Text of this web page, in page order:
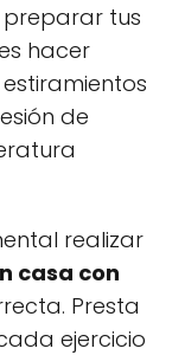
tus
hacer
de
realizar
casa con
Presta
ejercicio